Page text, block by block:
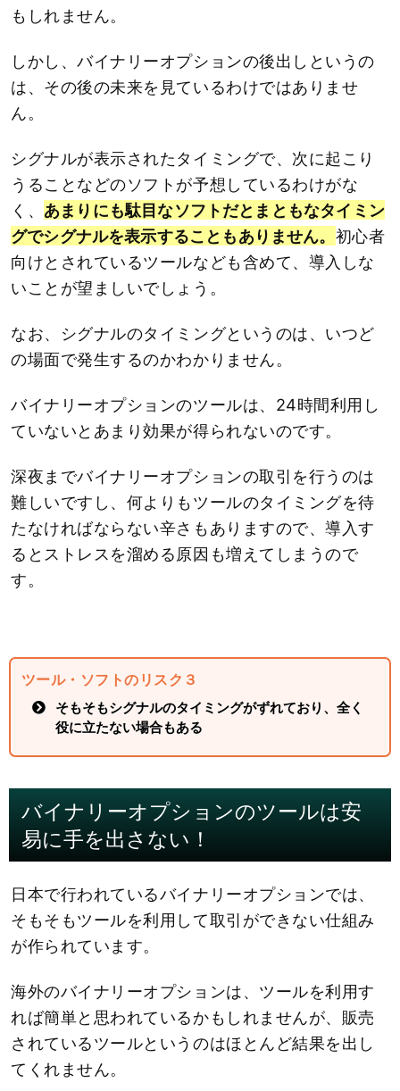
もしれません。
しかし、バイナリーオプションの後出しというの
は、その後の未来を見ているわけではありませ
ん。
シグナルが表示されたタイミングで、次に起こり
うることなどのソフトが予想しているわけがな
く、 あまりにも駄目なソフトだとまともなタイミン
グでシグナルを表示することもありません。 初心者
向けとされているツールなども含めて、導入しな
いことが望ましいでしょう。
なお、シグナルのタイミングというのは、いつど
の場面で発生するのかわかりません。
バイナリーオプションのツールは、24時間利用し
ていないとあまり効果が得られないのです。
深夜までバイナリーオプションの取引を行うのは
難しいですし、何よりもツールのタイミングを待
たなければならない辛さもありますので、導入す
るとストレスを溜める原因も増えてしまうので
す。
ツール・ソフトのリスク３
そもそもシグナルのタイミングがずれており、全く
役に立たない場合もある
バイナリーオプションのツールは安
易に手を出さない！
日本で行われているバイナリーオプションでは、
そもそもツールを利用して取引ができない仕組み
が作られています。
海外のバイナリーオプションは、ツールを利用す
れば簡単と思われているかもしれませんが、販売
されているツールというのはほとんど結果を出し
てくれません。